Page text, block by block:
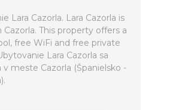
Lara Cazorla. Lara Cazorla is
Cazorla. This property offers a
free WiFi and free private
Lara Cazorla sa
v meste Cazorla (Španielsko -